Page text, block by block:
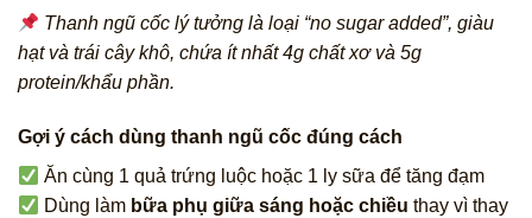
Thanh ngũ cốc lý tưởng là loại “no sugar added”, giàu
hạt và trái cây khô, chứa ít nhất 4g chất xơ và 5g
protein/khẩu phần.
Gợi ý cách dùng thanh ngũ cốc đúng cách
Ăn cùng 1 quả trứng luộc hoặc 1 ly sữa để tăng đạm
Dùng làm bữa phụ giữa sáng hoặc chiều thay vì thay